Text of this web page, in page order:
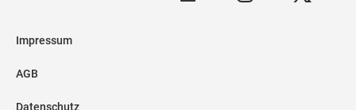
Impressum
AGB
Datenschutz